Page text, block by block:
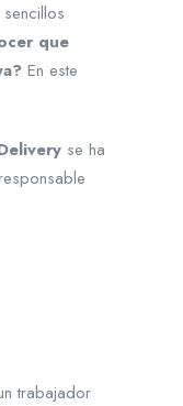
que
En este
se ha
trabajador